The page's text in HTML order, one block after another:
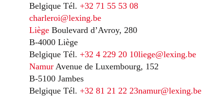
Belgique Tél. +32 71 55 53 08
charleroi@lexing.be
Liège Boulevard d’Avroy, 280
B-4000 Liège
Belgique Tél. +32 4 229 20 10liege@lexing.be
Namur Avenue de Luxembourg, 152
B-5100 Jambes
Belgique Tél. +32 81 21 22 23namur@lexing.be